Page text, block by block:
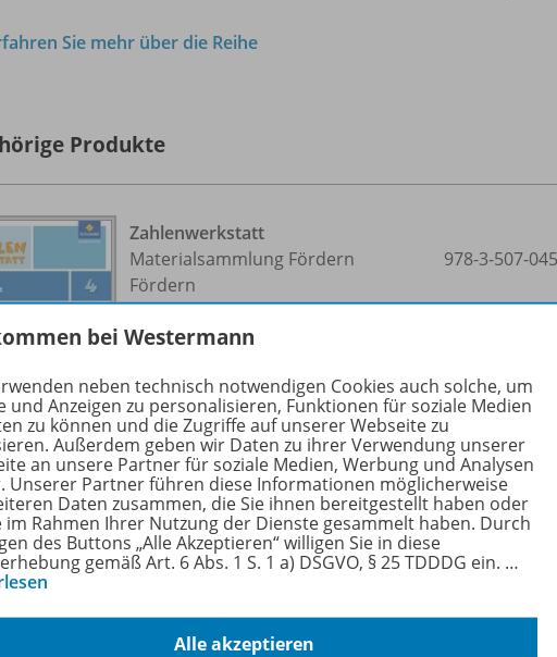
Sie mehr über die Reihe
Produkte
Zahlenwerkstatt
Materialsammlung Fördern
Fördern
Arbeitsheft 4
Solange der Vorrat reicht
978-3-507-
Zahlenwerkstatt
Fordern
978-3-507-
bei Westermann
neben technisch notwendigen Cookies auch solche, um
und Anzeigen zu personalisieren, Funktionen für soziale Medien
zu können und die Zugriffe auf unserer Webseite zu
Außerdem geben wir Daten zu ihrer Verwendung unserer
an unsere Partner für soziale Medien, Werbung und Analysen
Unserer Partner führen diese Informationen möglicherweise
Daten zusammen, die Sie ihnen bereitgestellt haben oder
im Rahmen Ihrer Nutzung der Dienste gesammelt haben. Durch
des Buttons „Alle Akzeptieren“ willigen Sie in diese
gemäß Art. 6 Abs. 1 S. 1 a) DSGVO, § 25 TDDDG ein. …
Alle akzeptieren